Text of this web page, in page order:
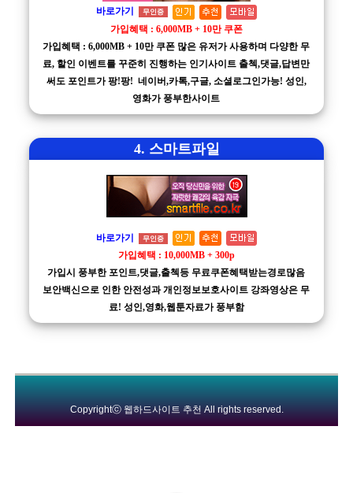
바로가기 무인증
가입혜택 : 6,000MB + 10만 쿠폰
가입혜택 : 6,000MB + 10만 쿠폰 많은 유저가 사용하며 다양한 무
료, 할인 이벤트를 꾸준히 진행하는 인기사이트 출첵,댓글,답변만
써도 포인트가 팡!팡! 네이버,카톡,구글, 소셜로그인가능! 성인,
영화가 풍부한사이트
4. 스마트파일
바로가기 무인증
가입혜택 : 10,000MB + 300p
가입시 풍부한 포인트,댓글,출첵등 무료쿠폰혜택받는경로많음
보안백신으로 인한 안전성과 개인정보보호사이트 강좌영상은 무
료! 성인,영화,웹툰자료가 풍부함
Copyrightⓒ 웹하드사이트 추천 All rights reserved.